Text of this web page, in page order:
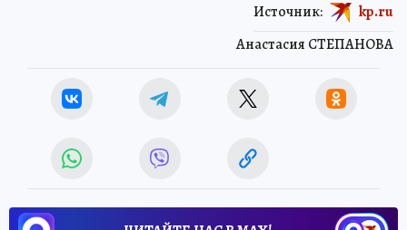
Источник: kp.ru